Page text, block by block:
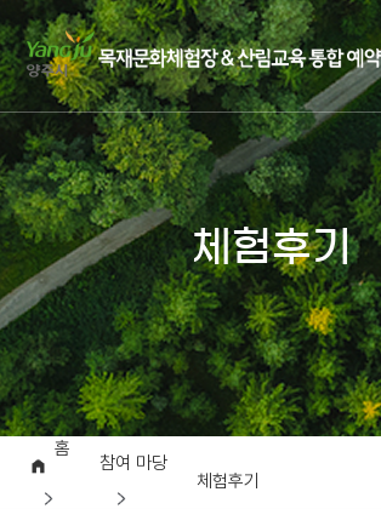
체험후기
홈
참여 마당
체험후기